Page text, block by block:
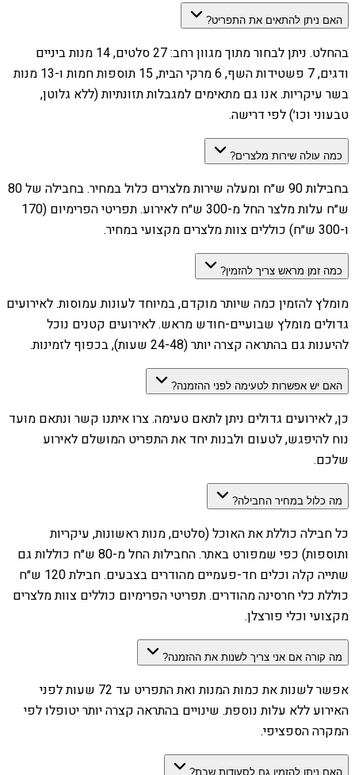
האם ניתן להתאים את התפריט?
בהחלט. ניתן לבחור מתוך מגוון רחב: 27 סלטים, 14 מנות ביניים
ודגים, 7 פשטידות השף, 6 מרקי הבית, 15 תוספות חמות ו-13 מנות
בשר עיקריות. אנו גם מתאימים למגבלות תזונתיות (ללא גלוטן,
טבעוני וכו׳) לפי דרישה.
כמה עולה שירות מלצרים?
בחבילות 90 ש״ח ומעלה שירות מלצרים כלול במחיר. בחבילה של 80
ש״ח עלות מלצר החל מ-300 ש״ח לאירוע. תפריטי הפרימיום (170
ו-300 ש״ח) כוללים צוות מלצרים מקצועי במחיר.
כמה זמן מראש צריך להזמין?
מומלץ להזמין כמה שיותר מוקדם, במיוחד לעונות עמוסות. לאירועים
גדולים מומלץ שבועיים-חודש מראש. לאירועים קטנים נוכל
להיענות גם בהתראה קצרה יותר (24-48 שעות), בכפוף לזמינות.
האם יש אפשרות לטעימה לפני ההזמנה?
כן, לאירועים גדולים ניתן לתאם טעימה. צרו איתנו קשר ונתאם מועד
נוח להיפגש, לטעום ולבנות יחד את התפריט המושלם לאירוע
שלכם.
מה כלול במחיר החבילה?
כל חבילה כוללת את האוכל (סלטים, מנות ראשונות, עיקריות
ותוספות) כפי שמפורט באתר. החבילות החל מ-80 ש״ח כוללות גם
שתייה קלה וכלים חד-פעמיים מהודרים בצבעים. חבילת 120 ש״ח
כוללת כלי חרסינה מהודרים. תפריטי הפרימיום כוללים צוות מלצרים
מקצועי וכלי פורצלן.
מה קורה אם אני צריך לשנות את ההזמנה?
אפשר לשנות את כמות המנות ואת התפריט עד 72 שעות לפני
האירוע ללא עלות נוספת. שינויים בהתראה קצרה יותר יטופלו לפי
המקרה הספציפי.
האם ניתן להזמין גם לסעודות שבת?